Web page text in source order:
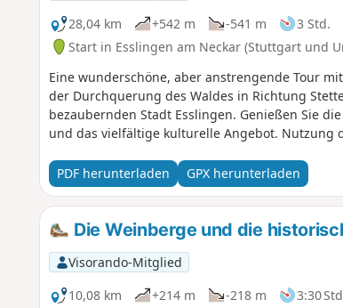
28,04 km
+542 m -541 m 3 Std.
Start in Esslingen am Neckar (Stuttgart und
Eine wunderschöne, aber anstrengende Tour
der Durchquerung des Waldes in Richtung
bezaubernden Stadt Esslingen. Genießen Sie
und das vielfältige kulturelle Angebot. Nutzung
PDF herunterladen GPX herunterladen
Die Weinberge und die
Visorando-Mitglied
10,08 km
+214 m -218 m 3:30